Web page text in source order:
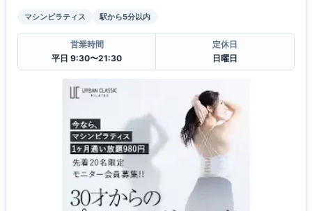
マシンピラティス 駅から5分以内
営業時間
平日 9:30〜21:30
定休日
日曜日